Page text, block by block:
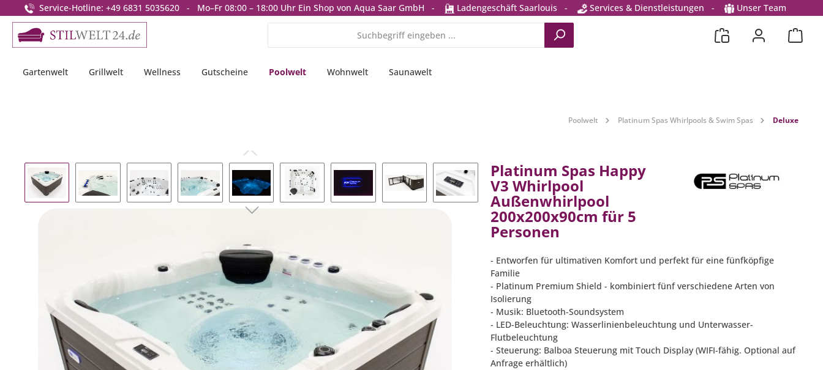
Zur Hauptnavigation springen
Service-Hotline: +49 6831 5035620 - Mo–Fr 08:00 – 18:00 Uhr Ein Shop von Aqua Saar GmbH - Ladengeschäft Saarlouis - Services & Dienstleistungen - Unser Team
Gartenwelt Grillwelt Wellness Gutscheine Poolwelt Wohnwelt Saunawelt
Poolwelt Platinum Spas Whirlpools & Swim Spas Deluxe
Bildergalerie überspringen Platinum Spas Happy
V3 Whirlpool
Außenwhirlpool
200x200x90cm für 5
Personen
- Entworfen für ultimativen Komfort und perfekt für eine fünfköpfige
Familie
- Platinum Premium Shield - kombiniert fünf verschiedene Arten von
Isolierung
- Musik: Bluetooth-Soundsystem
- LED-Beleuchtung: Wasserlinienbeleuchtung und Unterwasser-
Flutbeleuchtung
- Steuerung: Balboa Steuerung mit Touch Display (WIFI-fähig. Optional auf
Anfrage erhältlich)